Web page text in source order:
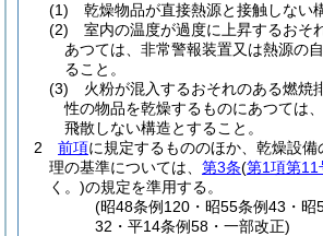
(1)
乾燥物品が直接熱源と接触しない
(2)
室内の温度が過度に上昇するおそ
あつては、非常警報装置又は熱源の
ること。
(3)
火粉が混入するおそれのある燃焼
性の物品を乾燥するものにあつては
飛散しない構造とすること。
2
前項に規定するもののほか、乾燥設
理の基準については、 第3条(第1項第11
く。)の規定を準用する。
(昭48条例120・昭55条例43・昭
32・平14条例58・一部改正)